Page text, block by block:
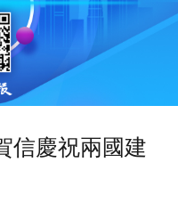
信慶祝兩國建